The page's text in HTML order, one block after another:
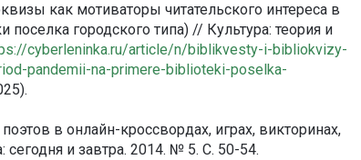
как мотиваторы читательского интереса в
городского типа) // Культура: теория и
cyberleninka.ru/article/n/biblikvesty-i-bibliokvizy-
pandemii-na-primere-biblioteki-poselka-
в онлайн-кроссвордах, играх, викторинах,
и завтра. 2014. № 5. С. 50-54.